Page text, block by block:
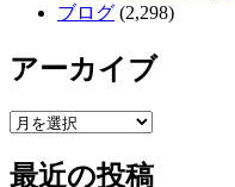
ブログ (2,298)
アーカイブ
ア
カ
最近の投稿